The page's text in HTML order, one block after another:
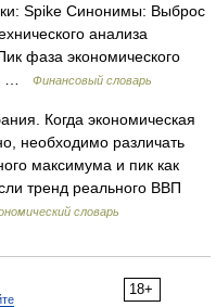
Spike Синонимы: Выброс
анализа
фаза экономического
…
Финансовый словарь
Когда экономическая
необходимо различать
максимума и пик как
тренд реального ВВП
словарь
18+